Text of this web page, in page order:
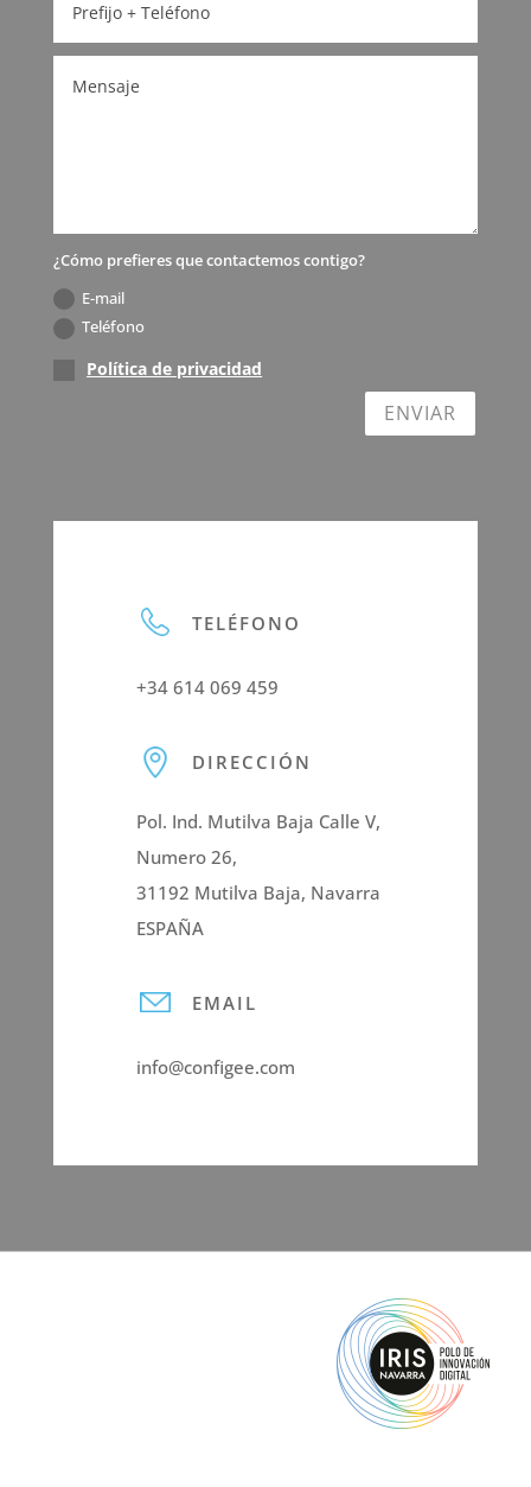
¿Cómo prefieres que contactemos contigo?
E-mail
Teléfono
Política de privacidad
ENVIAR
TELÉFONO
+34 614 069 459
DIRECCIÓN
Pol. Ind. Mutilva Baja Calle V,
Numero 26,
31192 Mutilva Baja, Navarra
ESPAÑA
EMAIL
info@configee.com